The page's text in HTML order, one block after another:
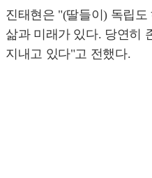
진태현은 "(딸들이) 독립도
삶과 미래가 있다. 당연히
지내고 있다"고 전했다.